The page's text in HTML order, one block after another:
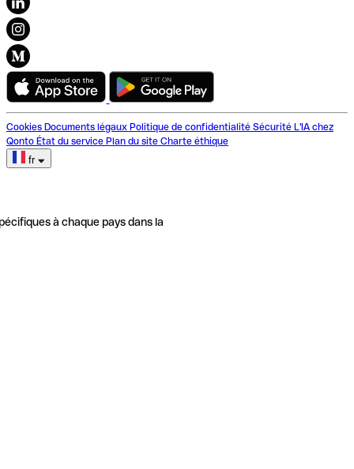
Cookies Documents légaux Politique de confidentialité Sécurité L'IA chez
Qonto État du service Plan du site Charte éthique
fr
à chaque pays dans la